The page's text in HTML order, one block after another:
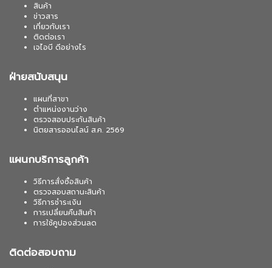
สินค้า
ข่าวสาร
เกี่ยวกับเรา
ติดต่อเรา
เจไอบี ดีอย่างไร
ฝ่ายสนับสนุน
แผนที่สาขา
ตำแหน่งงานว่าง
ตรวจสอบประกันสินค้า
นิตยสารออนไลน์ ส.ค. 2569
แผนกบริการลูกค้า
วิธีการสั่งซื้อสินค้า
ตรวจสอบสถานะสินค้า
วิธีการชำระเงิน
การเปลี่ยนคืนสินค้า
การใช้คูปองส่วนลด
ติดต่อสอบถาม